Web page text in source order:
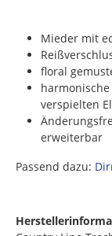
Mieder mit
floral
verspielten
erweiterbar
Passend dazu: